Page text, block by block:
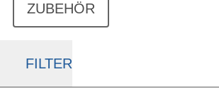
ZUBEHÖR
FILTER